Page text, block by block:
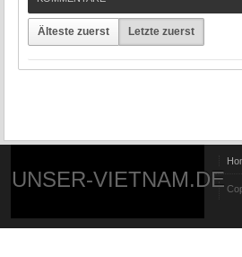
Älteste zuerst Letzte zuerst
UNSER-VIETNAM.DE